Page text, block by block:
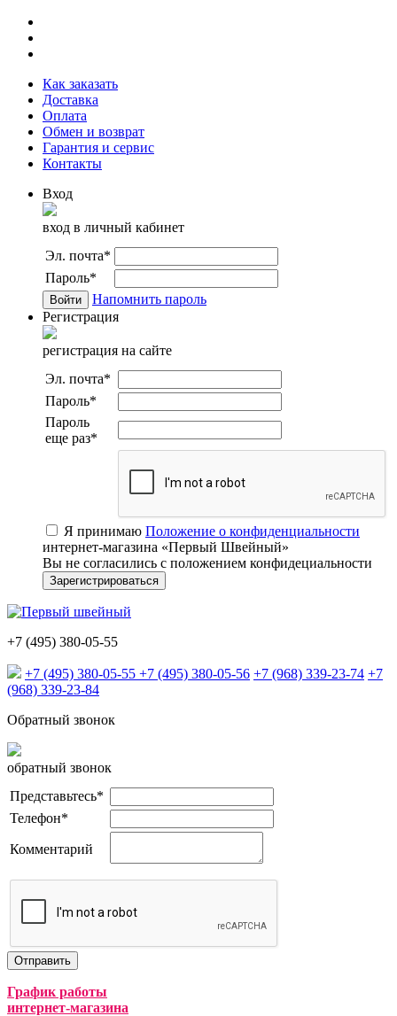
Как заказать
Доставка
Оплата
Обмен и возврат
Гарантия и сервис
Контакты
Вход
вход в личный кабинет
Эл. почта*
Пароль*
Напомнить пароль
Регистрация
регистрация на сайте
Эл. почта*
Пароль*
Пароль
еще раз*
Я принимаю Положение о конфиденциальности
интернет-магазина «Первый Швейный»
Вы не согласились с положением конфидециальности
+7 (495) 380-05-55
+7 (495) 380-05-55 +7 (495) 380-05-56 +7 (968) 339-23-74 +7
(968) 339-23-84
Обратный звонок
обратный звонок
Представьтесь*
Телефон*
Комментарий
График работы
интернет-магазина